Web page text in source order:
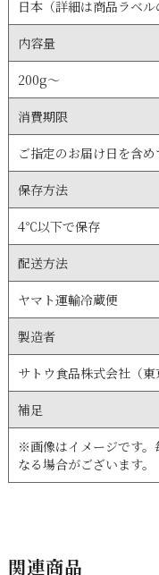
日本（詳細は商品ラベ
内容量
200g～
消費期限
ご指定のお届け日を含
保存方法
4℃以下で保存
配送方法
ヤマト運輸冷蔵便
製造者
サトウ食品株式会社（東
補足
※画像はイメージです。
なる場合がございます。
関連商品